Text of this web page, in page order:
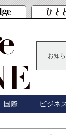
お知
国際 ビジネ